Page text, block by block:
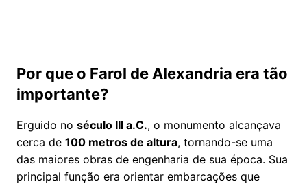
Por que o Farol de Alexandria era tão
importante?
Erguido no século III a.C., o monumento alcançava
cerca de 100 metros de altura, tornando-se uma
das maiores obras de engenharia de sua época. Sua
principal função era orientar embarcações que